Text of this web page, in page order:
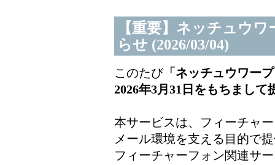
【重要】ネッチュウ
らせ (2026/03/04)
このたび「ネッチュウワー
2026年3月31日をもちまして
本サービスは、フィーチャ
メール環境を支える目的で
フィーチャーフォン関連サ